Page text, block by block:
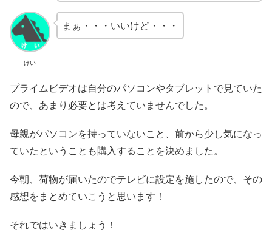
けい
まぁ・・・いいけど・・・
プライムビデオは自分のパソコンやタブレットで見ていた
ので、あまり必要とは考えていませんでした。
母親がパソコンを持っていないこと、前から少し気になっ
ていたということも購入することを決めました。
今朝、荷物が届いたのでテレビに設定を施したので、その
感想をまとめていこうと思います！
それではいきましょう！